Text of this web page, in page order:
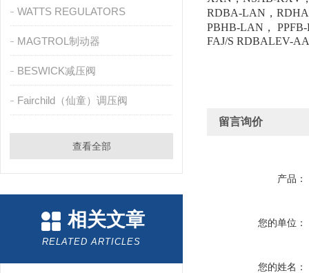
WATTS REGULATORS
MAGTROL制动器
BESWICK减压阀
Fairchild（仙童）调压阀
查看全部
相关文章
RELATED ARTICLES
RDBA-LAN，
PBHB-LAN，
FAJ/S RDBALEV-
留言询价
产品：
您的单位：
您的姓名：